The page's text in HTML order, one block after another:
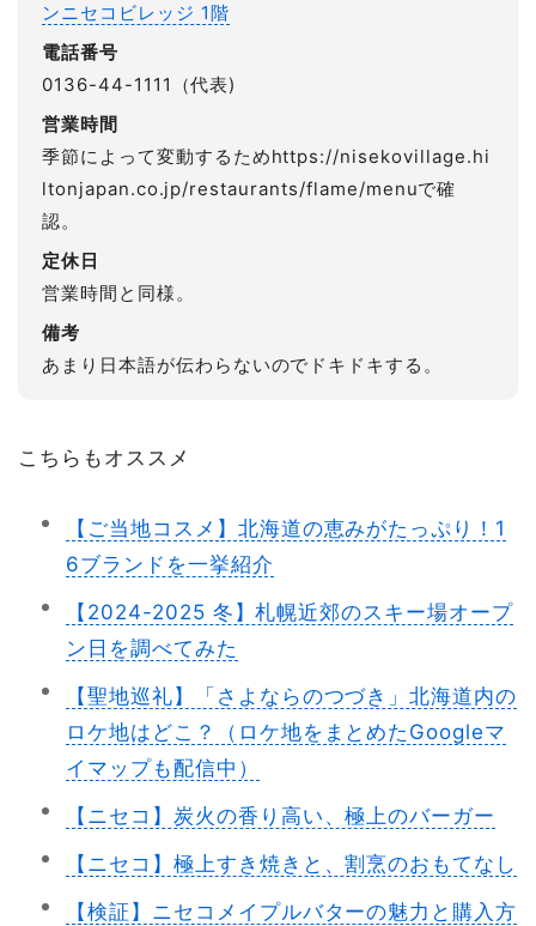
ンニセコビレッジ 1階
電話番号
0136-44-1111（代表)
営業時間
季節によって変動するためhttps://nisekovillage.hi
ltonjapan.co.jp/restaurants/flame/menuで確
認。
定休日
営業時間と同様。
備考
あまり日本語が伝わらないのでドキドキする。
こちらもオススメ
【ご当地コスメ】北海道の恵みがたっぷり！1
6ブランドを一挙紹介
【2024-2025 冬】札幌近郊のスキー場オープ
ン日を調べてみた
【聖地巡礼】「さよならのつづき」北海道内の
ロケ地はどこ？（ロケ地をまとめたGoogleマ
イマップも配信中）
【ニセコ】炭火の香り高い、極上のバーガー
【ニセコ】極上すき焼きと、割烹のおもてなし
【検証】ニセコメイプルバターの魅力と購入方